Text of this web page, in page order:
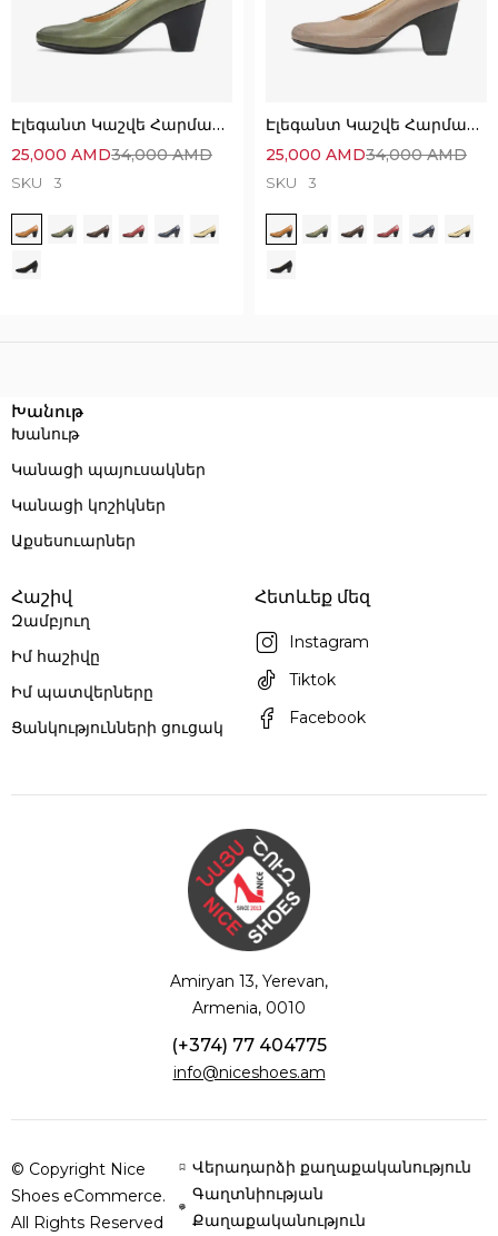
Էլեգանտ Կաշվե Հարմարավետ Կոշիկներ
34,000AMD
25,000 AMD
SKU 3
Էլեգանտ Կաշվե Հարմարավետ Կոշիկներ
34,000AMD
25,000 AMD
SKU 3
Խանութ
Խանութ
Կանացի պայուսակներ
Կանացի կոշիկներ
Աքսեսուարներ
Հաշիվ
Զամբյուղ
Իմ հաշիվը
Իմ պատվերները
Ցանկությունների ցուցակ
Հետևեք մեզ
Instagram
Tiktok
Facebook
Amiryan 13, Yerevan,
Armenia, 0010
(+374) 77 404775
info@niceshoes.am
© Copyright Nice
Shoes eCommerce.
All Rights Reserved
Վերադարձի քաղաքականություն
Գաղտնիության
Քաղաքականություն